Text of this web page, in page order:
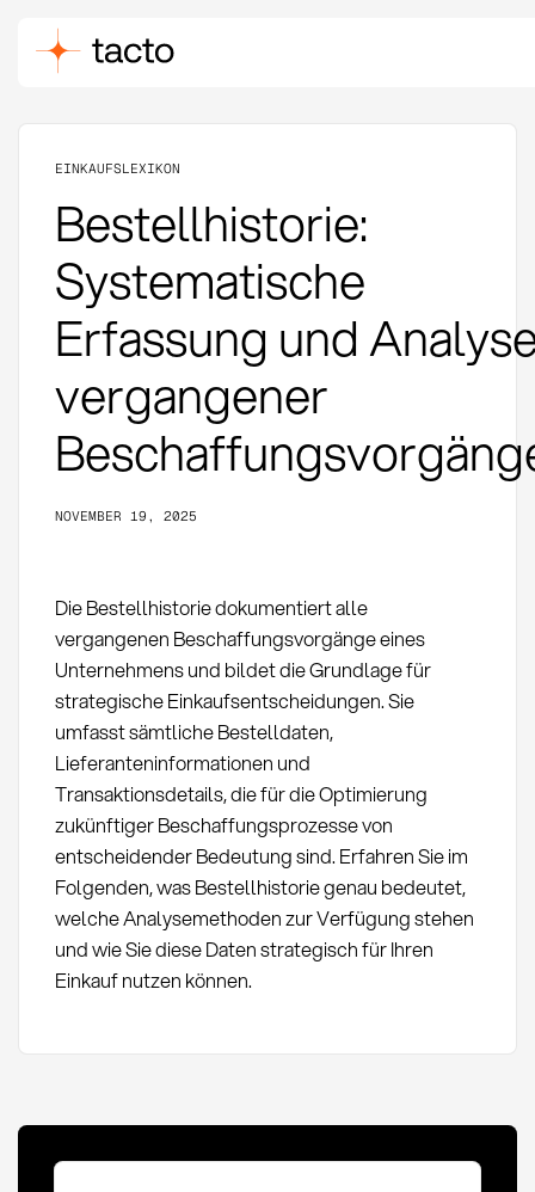
EINKAUFSLEXIKON
Bestellhistorie:
Systematische
Erfassung und
vergangener
NOVEMBER 19, 2025
Die Bestellhistorie dokumentiert alle
vergangenen Beschaffungsvorgänge eines
Unternehmens und bildet die Grundlage für
strategische Einkaufsentscheidungen. Sie
umfasst sämtliche Bestelldaten,
Lieferanteninformationen und
Transaktionsdetails, die für die Optimierung
zukünftiger Beschaffungsprozesse von
entscheidender Bedeutung sind. Erfahren Sie im
Folgenden, was Bestellhistorie genau bedeutet,
welche Analysemethoden zur Verfügung stehen
und wie Sie diese Daten strategisch für Ihren
Einkauf nutzen können.